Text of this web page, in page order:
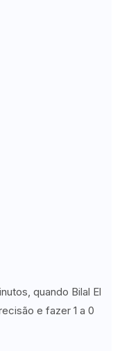
quando Bilal El
e fazer 1 a 0